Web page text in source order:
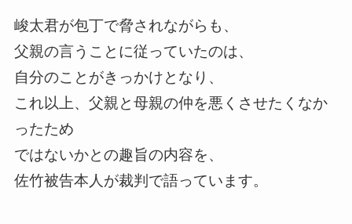
峻太君が包丁で脅されながらも、
父親の言うことに従っていたのは、
自分のことがきっかけとなり、
これ以上、父親と母親の仲を悪くさせたくなか
ったため
ではないかとの趣旨の内容を、
佐竹被告本人が裁判で語っています。